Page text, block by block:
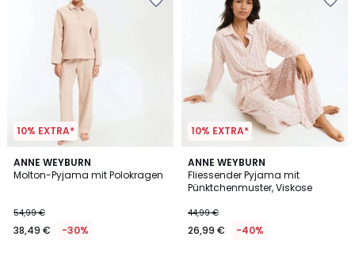
10% EXTRA*
ANNE WEYBURN
Molton-Pyjama mit Polokragen
54,99 €
38,49 € -30%
3,5
/ 5
10% EXTRA*
ANNE WEYBURN
Fliessender Pyjama mit
Pünktchenmuster, Viskose
44,99 €
26,99 € -40%
3,2
/ 5